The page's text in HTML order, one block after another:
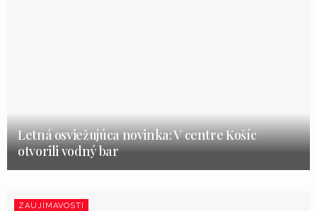
Letná osviežujúca novinka: V centre Košíc
otvorili vodný bar
ZAUJÍMAVOSTI